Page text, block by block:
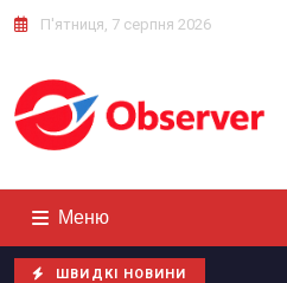
П'ятниця, 7 серпня 2026
Меню
ШВИДКІ НОВИНИ